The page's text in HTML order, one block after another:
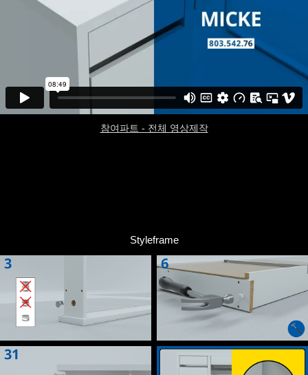
참여파트 - 전체 영상제작
Styleframe